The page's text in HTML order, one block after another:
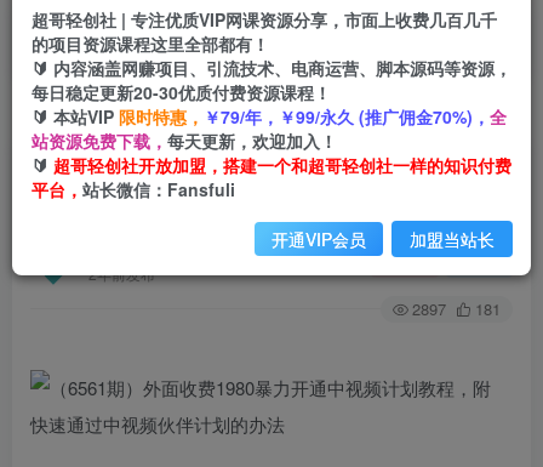
首页 创业课程 会员专属 正文
（6561期）外面收费1980暴力开通中视频计划教
程，附 快速通过中视频伙伴计划的办法
2年前发布
关注 私信
2897 181
超哥轻创社 | 专注优质VIP网课资源分享，市面上收费几百几千
的项目资源课程这里全部都有！
🔰 内容涵盖网赚项目、引流技术、电商运营、脚本源码等资源，
每日稳定更新20-30优质付费资源课程！
🔰 本站VIP 限时特惠， ￥79/年，￥99/永久 (推广佣金70%)， 全
站资源免费下载， 每天更新，欢迎加入！
🔰 超哥轻创社开放加盟，搭建一个和超哥轻创社一样的知识付费
平台， 站长微信：Fansfuli
开通VIP会员 加盟当站长